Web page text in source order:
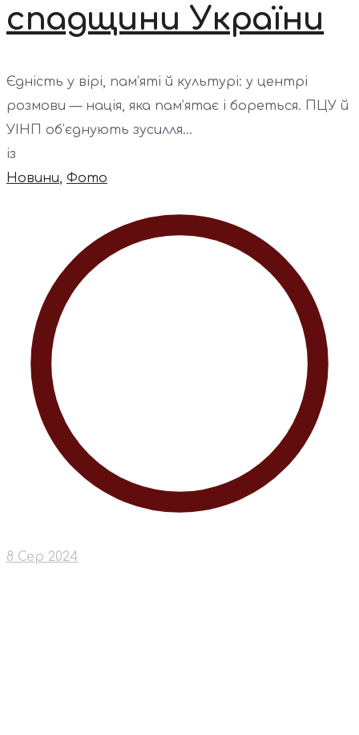
спадщини України
Єдність у вірі, пам’яті й культурі: у центрі
розмови — нація, яка пам’ятає і бореться. ПЦУ й
УІНП об’єднують зусилля...
із
Новини, Фото
8 Сер 2024